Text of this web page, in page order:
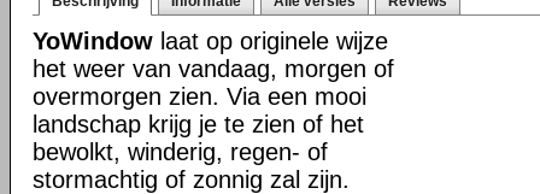
YoWindow laat op originele wijze
het weer van vandaag, morgen of
overmorgen zien. Via een mooi
landschap krijg je te zien of het
bewolkt, winderig, regen- of
stormachtig of zonnig zal zijn.